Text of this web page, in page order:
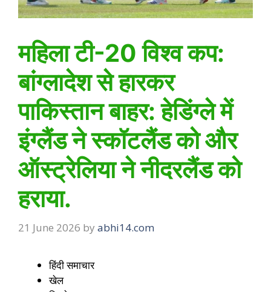
महिला टी-20 विश्व कप:
बांग्लादेश से हारकर
पाकिस्तान बाहर: हेडिंग्ले में
इंग्लैंड ने स्कॉटलैंड को और
ऑस्ट्रेलिया ने नीदरलैंड को
हराया.
21 June 2026 by abhi14.com
हिंदी समाचार
खेल